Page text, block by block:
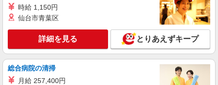
時給 1,150円
仙台市青葉区
詳細を見る とりあえずキープ
総合病院の清掃
月給 257,400円